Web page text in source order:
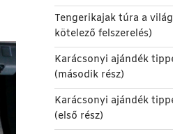
Tengerikajak túra a
kötelező felszerelés)
Karácsonyi ajándék
(második rész)
Karácsonyi ajándék
(első rész)